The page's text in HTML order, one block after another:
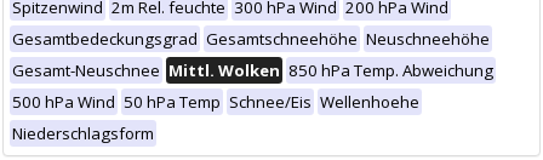
Spitzenwind 2m Rel. feuchte 300 hPa Wind 200 hPa Wind
Gesamtbedeckungsgrad Gesamtschneehöhe Neuschneehöhe
Gesamt-Neuschnee Mittl. Wolken 850 hPa Temp. Abweichung
500 hPa Wind 50 hPa Temp Schnee/Eis Wellenhoehe
Niederschlagsform